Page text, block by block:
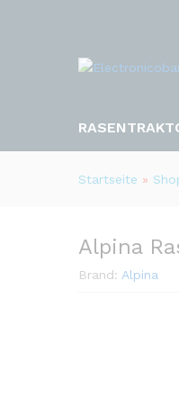
Startseite »
Alpina
Brand: Alpina